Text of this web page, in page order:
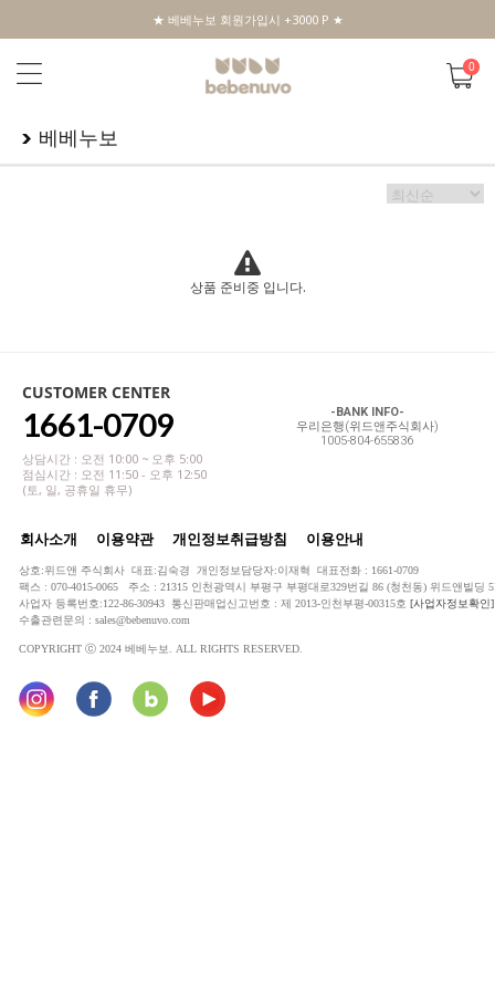
★ 베베누보 회원가입시 +3000 P ★
0
베베누보
상품 준비중 입니다.
CUSTOMER CENTER
1661-0709
상담시간 : 오전 10:00 ~ 오후 5:00
점심시간 : 오전 11:50 - 오후 12:50
(토, 일, 공휴일 휴무)
-BANK INFO-
우리은행(위드앤주식회사)
1005-804-655836
회사소개 이용약관 개인정보취급방침 이용안내
상호:위드앤 주식회사 대표:김숙경 개인정보담당자:이재혁 대표전화 : 1661-0709
팩스 : 070-4015-0065 주소 : 21315 인천광역시 부평구 부평대로329번길 86 (청천동) 위드앤빌딩
사업자 등록번호:122-86-30943 통신판매업신고번호 : 제 2013-인천부평-00315호 [사업자정보확인]
수출관련문의 : sales@bebenuvo.com
COPYRIGHT ⓒ 2024 베베누보. ALL RIGHTS RESERVED.